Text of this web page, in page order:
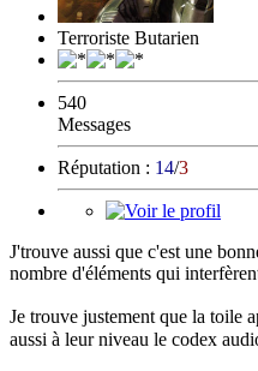
Terroriste Butarien
540
Messages
Réputation : 14/3
J'trouve aussi que c'est une
nombre d'éléments qui
Je trouve justement que la toile
aussi à leur niveau le codex